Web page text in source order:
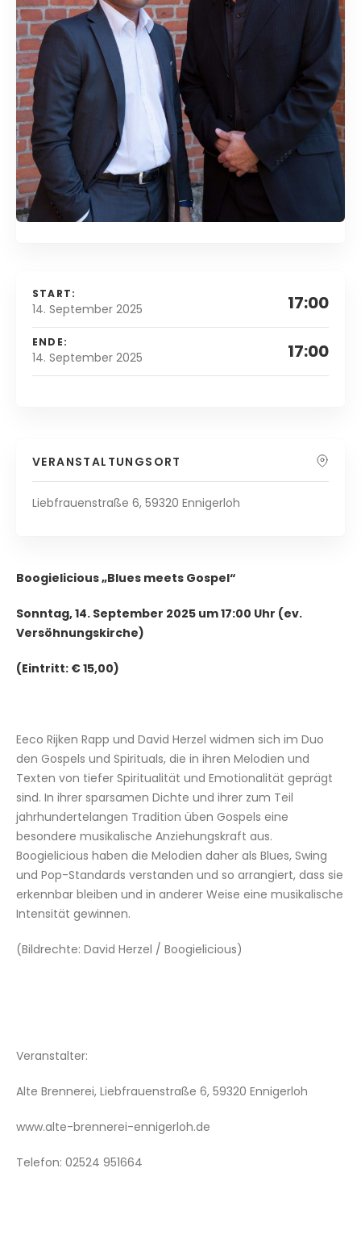
START:
14. September 2025 17:00
ENDE:
14. September 2025 17:00
VERANSTALTUNGSORT
Liebfrauenstraße 6, 59320 Ennigerloh
Boogielicious „Blues meets Gospel“
Sonntag, 14. September 2025 um 17:00 Uhr (ev.
Versöhnungskirche)
(Eintritt: € 15,00)
Eeco Rijken Rapp und David Herzel widmen sich im Duo
den Gospels und Spirituals, die in ihren Melodien und
Texten von tiefer Spiritualität und Emotionalität geprägt
sind. In ihrer sparsamen Dichte und ihrer zum Teil
jahrhundertelangen Tradition üben Gospels eine
besondere musikalische Anziehungskraft aus.
Boogielicious haben die Melodien daher als Blues, Swing
und Pop-Standards verstanden und so arrangiert, dass sie
erkennbar bleiben und in anderer Weise eine musikalische
Intensität gewinnen.
(Bildrechte: David Herzel / Boogielicious)
Veranstalter:
Alte Brennerei, Liebfrauenstraße 6, 59320 Ennigerloh
www.alte-brennerei-ennigerloh.de
Telefon: 02524 951664